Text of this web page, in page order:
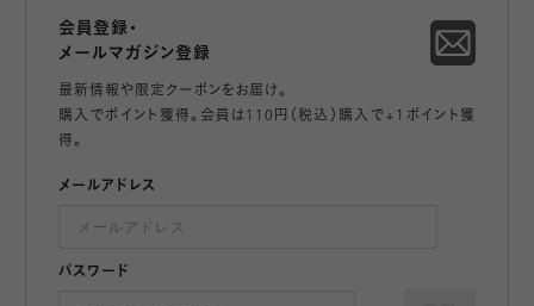
会員登録・
メールマガジン登録
最新情報や限定クーポンをお届け。
購入でポイント獲得。会員は110円（税込）購入で+1ポイント獲
得。
メールアドレス
パスワード